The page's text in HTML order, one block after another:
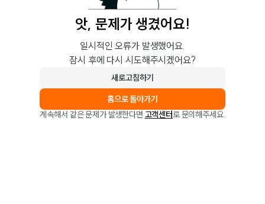
앗, 문제가 생겼어요!
일시적인 오류가 발생했어요.
잠시 후에 다시 시도해주시겠어요?
새로고침하기
홈으로 돌아가기
계속해서 같은 문제가 발생한다면 고객센터로 문의해주세요.